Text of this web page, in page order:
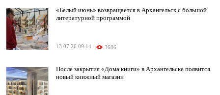
«Белый июнь» возвращается в Архангельск с большой
литературной программой
13.07.26 09:14 3686
После закрытия «Дома книги» в Архангельске появится
новый книжный магазин